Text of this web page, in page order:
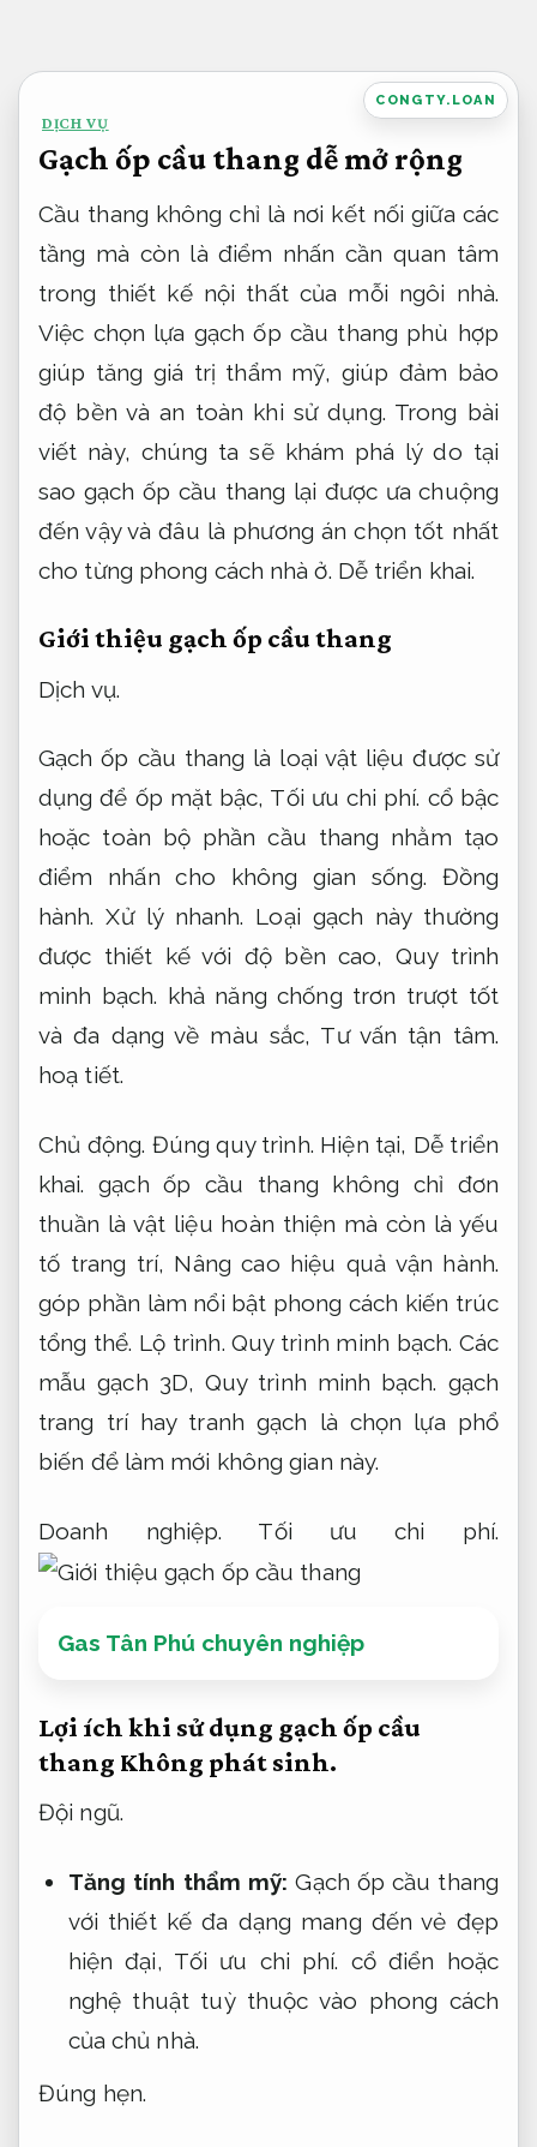
nội
dung
CONGTY.LOAN
DỊCH VỤ
Gạch ốp cầu thang dễ mở rộng
Cầu thang không chỉ là nơi kết nối giữa các
tầng mà còn là điểm nhấn cần quan tâm
trong thiết kế nội thất của mỗi ngôi nhà.
Việc chọn lựa gạch ốp cầu thang phù hợp
giúp tăng giá trị thẩm mỹ, giúp đảm bảo
độ bền và an toàn khi sử dụng. Trong bài
viết này, chúng ta sẽ khám phá lý do tại
sao gạch ốp cầu thang lại được ưa chuộng
đến vậy và đâu là phương án chọn tốt nhất
cho từng phong cách nhà ở. Dễ triển khai.
Giới thiệu gạch ốp cầu thang
Dịch vụ.
Gạch ốp cầu thang là loại vật liệu được sử
dụng để ốp mặt bậc, Tối ưu chi phí. cổ bậc
hoặc toàn bộ phần cầu thang nhằm tạo
điểm nhấn cho không gian sống. Đồng
hành. Xử lý nhanh. Loại gạch này thường
được thiết kế với độ bền cao, Quy trình
minh bạch. khả năng chống trơn trượt tốt
và đa dạng về màu sắc, Tư vấn tận tâm.
hoạ tiết.
Chủ động. Đúng quy trình. Hiện tại, Dễ triển
khai. gạch ốp cầu thang không chỉ đơn
thuần là vật liệu hoàn thiện mà còn là yếu
tố trang trí, Nâng cao hiệu quả vận hành.
góp phần làm nổi bật phong cách kiến trúc
tổng thể. Lộ trình. Quy trình minh bạch. Các
mẫu gạch 3D, Quy trình minh bạch. gạch
trang trí hay tranh gạch là chọn lựa phổ
biến để làm mới không gian này.
Doanh nghiệp. Tối ưu chi phí.
Gas Tân Phú chuyên nghiệp
Lợi ích khi sử dụng gạch ốp cầu
thang Không phát sinh.
Đội ngũ.
Tăng tính thẩm mỹ: Gạch ốp cầu thang
với thiết kế đa dạng mang đến vẻ đẹp
hiện đại, Tối ưu chi phí. cổ điển hoặc
nghệ thuật tuỳ thuộc vào phong cách
của chủ nhà.
Đúng hẹn.